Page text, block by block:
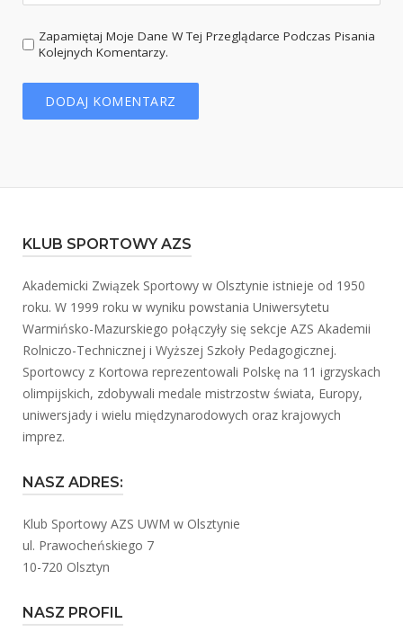
Zapamiętaj Moje Dane W Tej Przeglądarce Podczas Pisania
Kolejnych Komentarzy.
KLUB SPORTOWY AZS
Akademicki Związek Sportowy w Olsztynie istnieje od 1950
roku. W 1999 roku w wyniku powstania Uniwersytetu
Warmińsko-Mazurskiego połączyły się sekcje AZS Akademii
Rolniczo-Technicznej i Wyższej Szkoły Pedagogicznej.
Sportowcy z Kortowa reprezentowali Polskę na 11 igrzyskach
olimpijskich, zdobywali medale mistrzostw świata, Europy,
uniwersjady i wielu międzynarodowych oraz krajowych
imprez.
NASZ ADRES:
Klub Sportowy AZS UWM w Olsztynie
ul. Prawocheńskiego 7
10-720 Olsztyn
NASZ PROFIL